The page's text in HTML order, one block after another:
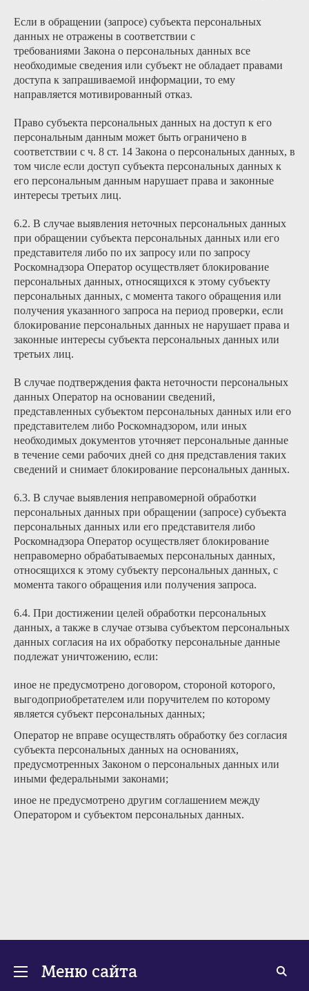
Если в обращении (запросе) субъекта персональных
данных не отражены в соответствии с
требованиями Закона о персональных данных все
необходимые сведения или субъект не обладает правами
доступа к запрашиваемой информации, то ему
направляется мотивированный отказ.
Право субъекта персональных данных на доступ к его
персональным данным может быть ограничено в
соответствии с ч. 8 ст. 14 Закона о персональных данных, в
том числе если доступ субъекта персональных данных к
его персональным данным нарушает права и законные
интересы третьих лиц.
6.2. В случае выявления неточных персональных данных
при обращении субъекта персональных данных или его
представителя либо по их запросу или по запросу
Роскомнадзора Оператор осуществляет блокирование
персональных данных, относящихся к этому субъекту
персональных данных, с момента такого обращения или
получения указанного запроса на период проверки, если
блокирование персональных данных не нарушает права и
законные интересы субъекта персональных данных или
третьих лиц.
В случае подтверждения факта неточности персональных
данных Оператор на основании сведений,
представленных субъектом персональных данных или его
представителем либо Роскомнадзором, или иных
необходимых документов уточняет персональные данные
в течение семи рабочих дней со дня представления таких
сведений и снимает блокирование персональных данных.
6.3. В случае выявления неправомерной обработки
персональных данных при обращении (запросе) субъекта
персональных данных или его представителя либо
Роскомнадзора Оператор осуществляет блокирование
неправомерно обрабатываемых персональных данных,
относящихся к этому субъекту персональных данных, с
момента такого обращения или получения запроса.
6.4. При достижении целей обработки персональных
данных, а также в случае отзыва субъектом персональных
данных согласия на их обработку персональные данные
подлежат уничтожению, если:
иное не предусмотрено договором, стороной которого,
выгодоприобретателем или поручителем по которому
является субъект персональных данных;
Оператор не вправе осуществлять обработку без согласия
субъекта персональных данных на основаниях,
предусмотренных Законом о персональных данных или
иными федеральными законами;
иное не предусмотрено другим соглашением между
Оператором и субъектом персональных данных.
Меню сайта